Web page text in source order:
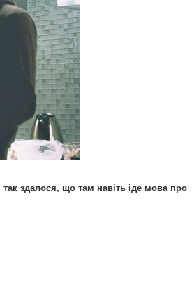
здалося, що там навіть іде мова про